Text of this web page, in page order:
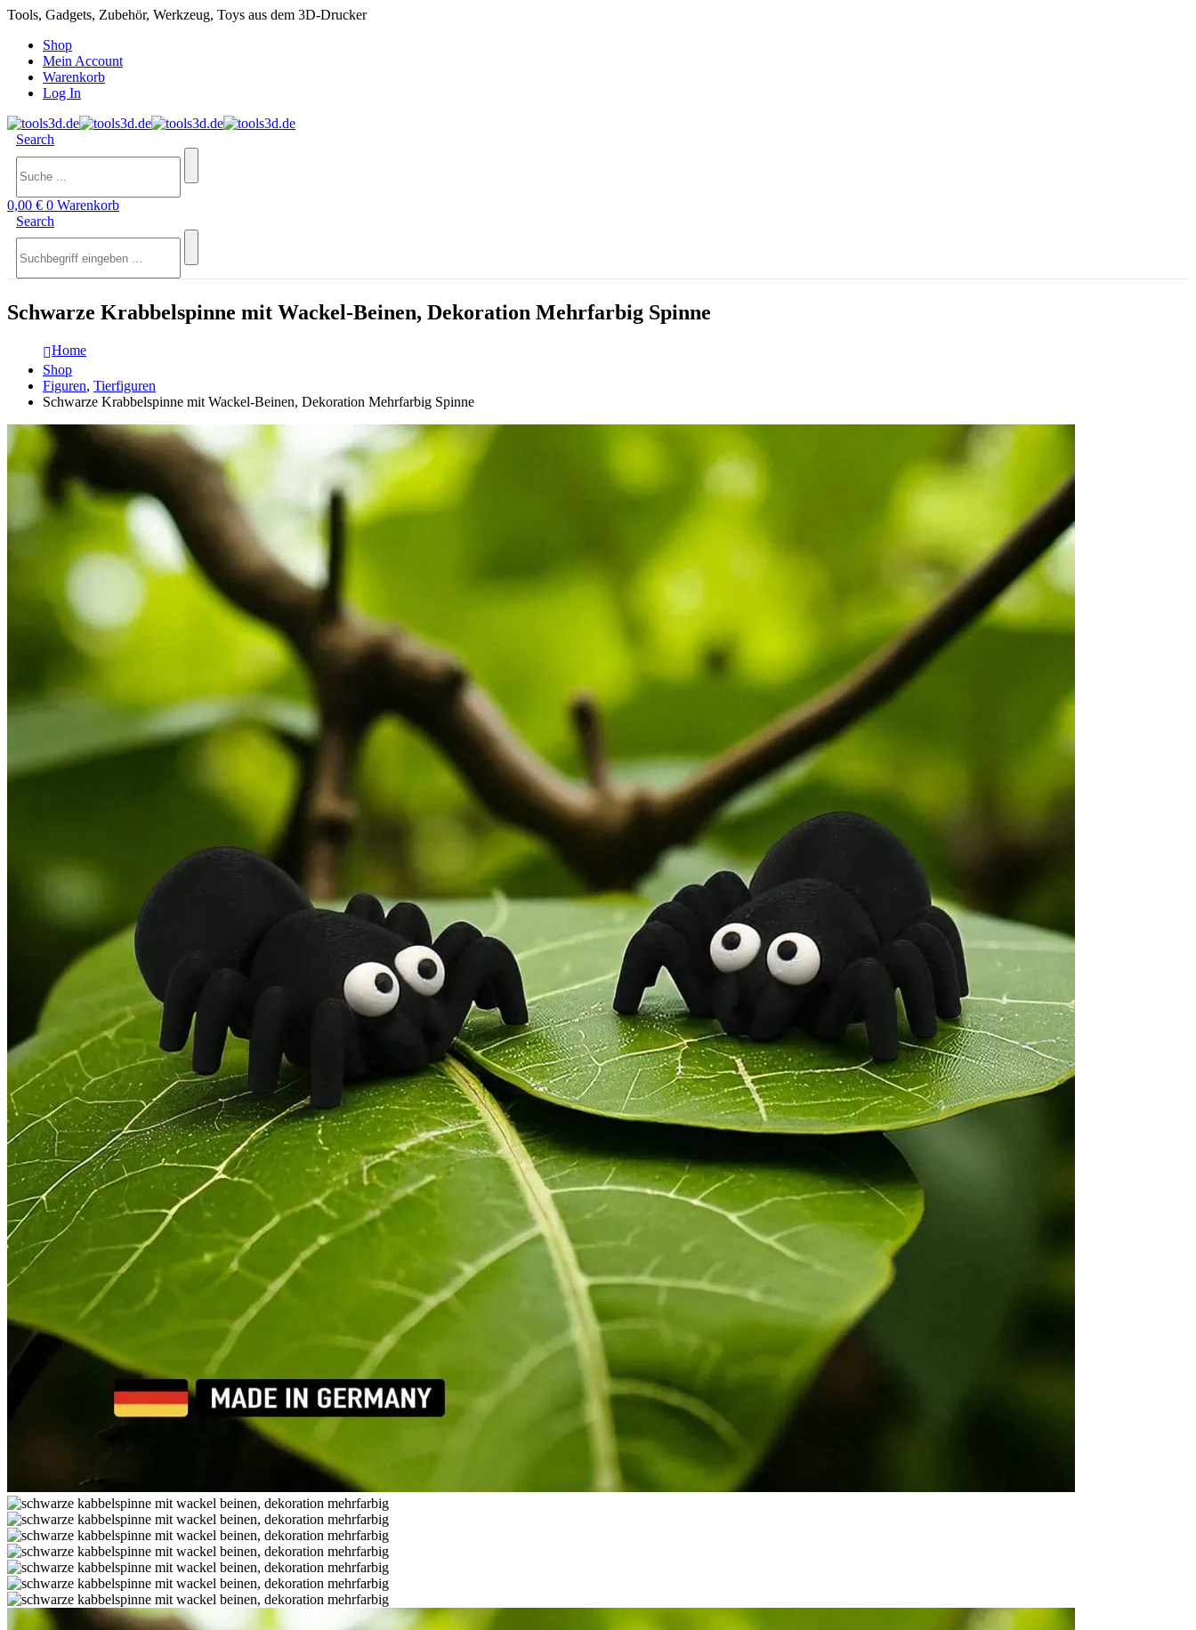
Tools, Gadgets, Zubehör, Werkzeug, Toys aus dem 3D-Drucker
Shop
Mein Account
Warenkorb
Log In
Search
0,00 € 0 Warenkorb
Search
Schwarze Krabbelspinne mit Wackel-Beinen, Dekoration Mehrfarbig Spinne
Home
Shop
Figuren, Tierfiguren
Schwarze Krabbelspinne mit Wackel-Beinen, Dekoration Mehrfarbig Spinne